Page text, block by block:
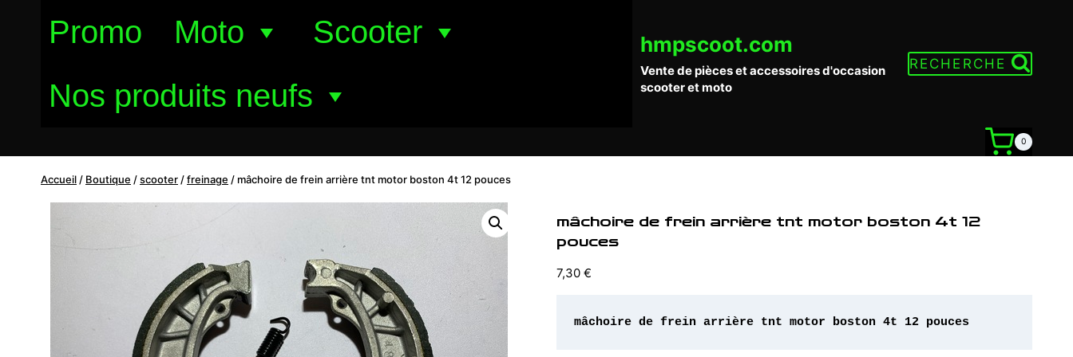
Promo Moto
Scooter
Nos produits neufs
hmpscoot.com
Vente de pièces et accessoires d'occasion
scooter et moto
RECHERCHE
0
Accueil / Boutique /scooter /freinage / mâchoire de frein arrière tnt motor boston 4t 12 pouces
mâchoire de frein arrière tnt motor boston 4t 12
pouces
7,30 €
mâchoire de frein arrière tnt motor boston 4t 12 pouces